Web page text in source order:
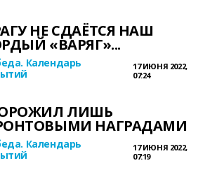
НЕ СДАЁТСЯ НАШ
«ВАРЯГ»...
Календарь
17 ИЮНЯ 2022,
07:24
ЛИШЬ
НАГРАДАМИ
Календарь
17 ИЮНЯ 2022,
07:19